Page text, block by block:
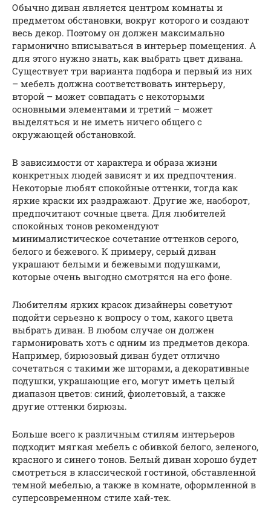
Обычно диван является центром комнаты и
предметом обстановки, вокруг которого и создают
весь декор. Поэтому он должен максимально
гармонично вписываться в интерьер помещения. А
для этого нужно знать, как выбрать цвет дивана.
Существует три варианта подбора и первый из них
– мебель должна соответствовать интерьеру,
второй – может совпадать с некоторыми
основными элементами и третий – может
выделяться и не иметь ничего общего с
окружающей обстановкой.
В зависимости от характера и образа жизни
конкретных людей зависят и их предпочтения.
Некоторые любят спокойные оттенки, тогда как
яркие краски их раздражают. Другие же, наоборот,
предпочитают сочные цвета. Для любителей
спокойных тонов рекомендуют
минималистическое сочетание оттенков серого,
белого и бежевого. К примеру, серый диван
украшают белыми и бежевыми подушками,
которые очень выгодно смотрятся на его фоне.
Любителям ярких красок дизайнеры советуют
подойти серьезно к вопросу о том, какого цвета
выбрать диван. В любом случае он должен
гармонировать хоть с одним из предметов декора.
Например, бирюзовый диван будет отлично
сочетаться с такими же шторами, а декоративные
подушки, украшающие его, могут иметь целый
диапазон цветов: синий, фиолетовый, а также
другие оттенки бирюзы.
Больше всего к различным стилям интерьеров
подходит мягкая мебель с обивкой белого, зеленого,
красного и синего тонов. Белый диван хорошо будет
смотреться в классической гостиной, обставленной
темной мебелью, а также в комнате, оформленной в
суперсовременном стиле хай-тек.